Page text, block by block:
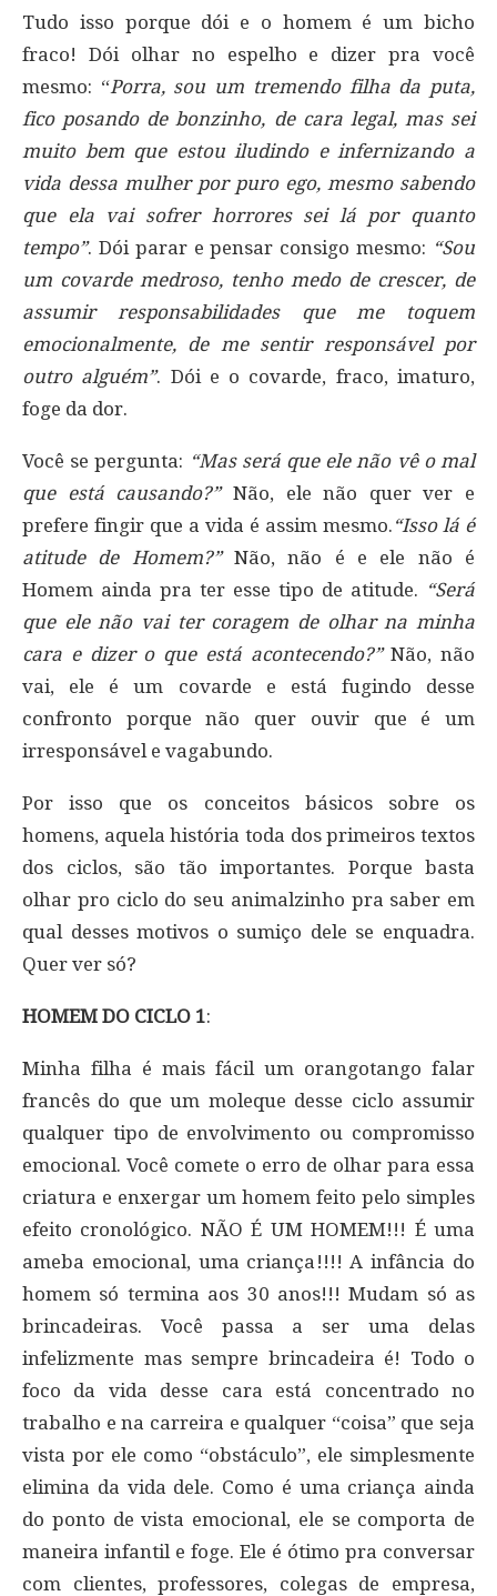
Tudo isso porque dói e o homem é um bicho
fraco! Dói olhar no espelho e dizer pra você
mesmo: “Porra, sou um tremendo filha da puta,
fico posando de bonzinho, de cara legal, mas sei
muito bem que estou iludindo e infernizando a
vida dessa mulher por puro ego, mesmo sabendo
que ela vai sofrer horrores sei lá por quanto
tempo”. Dói parar e pensar consigo mesmo: “Sou
um covarde medroso, tenho medo de crescer, de
assumir responsabilidades que me toquem
emocionalmente, de me sentir responsável por
outro alguém”. Dói e o covarde, fraco, imaturo,
foge da dor.
Você se pergunta: “Mas será que ele não vê o mal
que está causando?”Não, ele não quer ver e
prefere fingir que a vida é assim mesmo. “Isso lá é
atitude de Homem?”Não, não é e ele não é
Homem ainda pra ter esse tipo de atitude. “Será
que ele não vai ter coragem de olhar na minha
cara e dizer o que está acontecendo?”Não, não
vai, ele é um covarde e está fugindo desse
confronto porque não quer ouvir que é um
irresponsável e vagabundo.
Por isso que os conceitos básicos sobre os
homens, aquela história toda dos primeiros textos
dos ciclos, são tão importantes. Porque basta
olhar pro ciclo do seu animalzinho pra saber em
qual desses motivos o sumiço dele se enquadra.
Quer ver só?
HOMEM DO CICLO 1:
Minha filha é mais fácil um orangotango falar
francês do que um moleque desse ciclo assumir
qualquer tipo de envolvimento ou compromisso
emocional. Você comete o erro de olhar para essa
criatura e enxergar um homem feito pelo simples
efeito cronológico. NÃO É UM HOMEM!!! É uma
ameba emocional, uma criança!!!! A infância do
homem só termina aos 30 anos!!! Mudam só as
brincadeiras. Você passa a ser uma delas
infelizmente mas sempre brincadeira é! Todo o
foco da vida desse cara está concentrado no
trabalho e na carreira e qualquer “coisa” que seja
vista por ele como “obstáculo”, ele simplesmente
elimina da vida dele. Como é uma criança ainda
do ponto de vista emocional, ele se comporta de
maneira infantil e foge. Ele é ótimo pra conversar
com clientes, professores, colegas de empresa,